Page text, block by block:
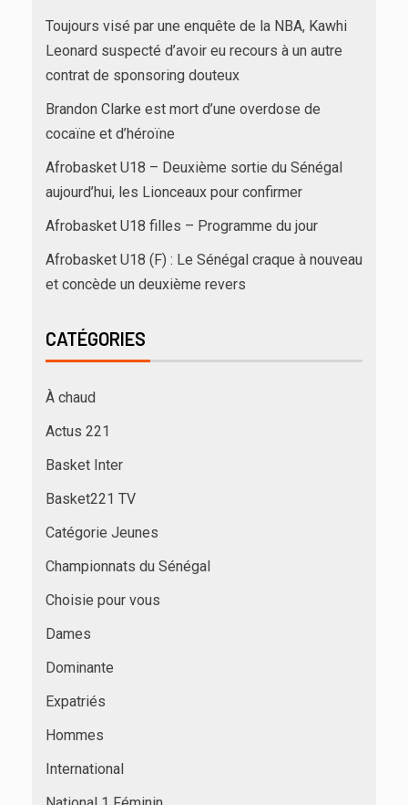
Toujours visé par une enquête de la NBA, Kawhi
Leonard suspecté d’avoir eu recours à un autre
contrat de sponsoring douteux
Brandon Clarke est mort d’une overdose de
cocaïne et d’héroïne
Afrobasket U18 – Deuxième sortie du Sénégal
aujourd’hui, les Lionceaux pour confirmer
Afrobasket U18 filles – Programme du jour
Afrobasket U18 (F) : Le Sénégal craque à nouveau
et concède un deuxième revers
CATÉGORIES
À chaud
Actus 221
Basket Inter
Basket221 TV
Catégorie Jeunes
Championnats du Sénégal
Choisie pour vous
Dames
Dominante
Expatriés
Hommes
International